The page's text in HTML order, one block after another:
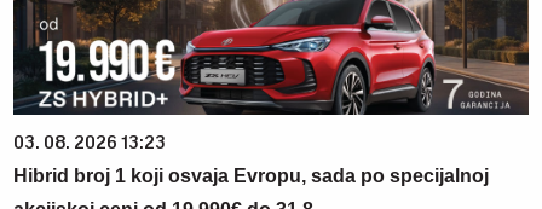
03. 08. 2026 13:23
Hibrid broj 1 koji osvaja Evropu, sada po specijalnoj